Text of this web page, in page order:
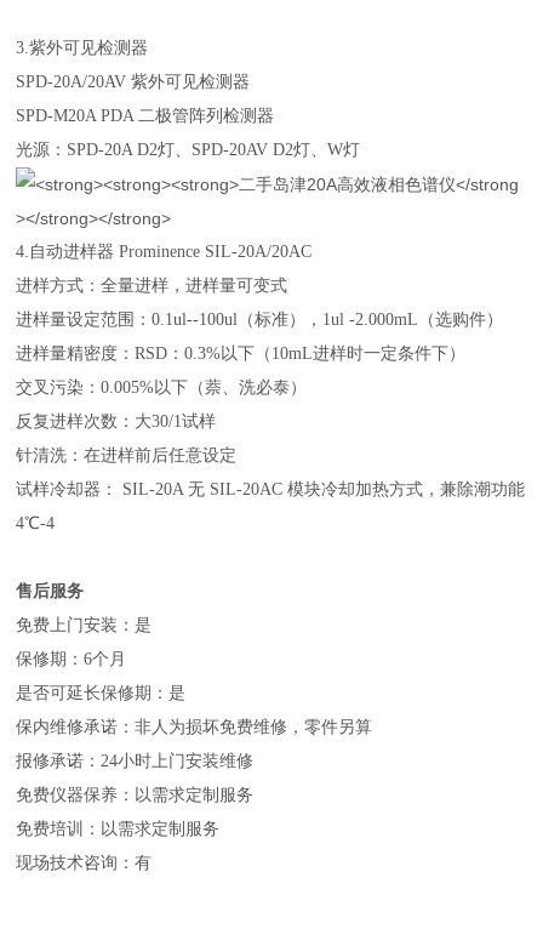
3.紫外可见检测器
SPD-20A/20AV 紫外可见检测器
SPD-M20A PDA 二极管阵列检测器
光源：SPD-20A D2灯、SPD-20AV D2灯、W灯
4.自动进样器 Prominence SIL-20A/20AC
进样方式：全量进样，进样量可变式
进样量设定范围：0.1ul--100ul（标准），1ul -2.000mL（选购件）
进样量精密度：RSD：0.3%以下（10mL进样时一定条件下）
交叉污染：0.005%以下（萘、洗必泰）
反复进样次数：大30/1试样
针清洗：在进样前后任意设定
试样冷却器： SIL-20A 无 SIL-20AC 模块冷却加热方式，兼除潮功能
4℃-4
售后服务
免费上门安装：是
保修期：6个月
是否可延长保修期：是
保内维修承诺：非人为损坏免费维修，零件另算
报修承诺：24小时上门安装维修
免费仪器保养：以需求定制服务
免费培训：以需求定制服务
现场技术咨询：有